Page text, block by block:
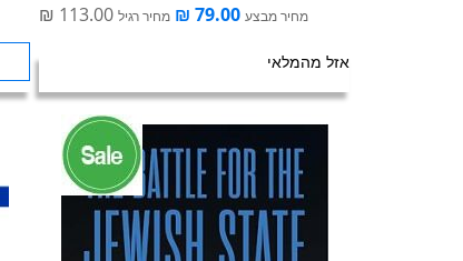
מחיר מבצע מחיר רגיל
אזל מהמלאי